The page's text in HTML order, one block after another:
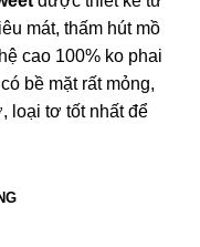
mát, thấm hút mồ
cao 100% ko phai
bề mặt rất mỏng,
loại tơ tốt nhất để